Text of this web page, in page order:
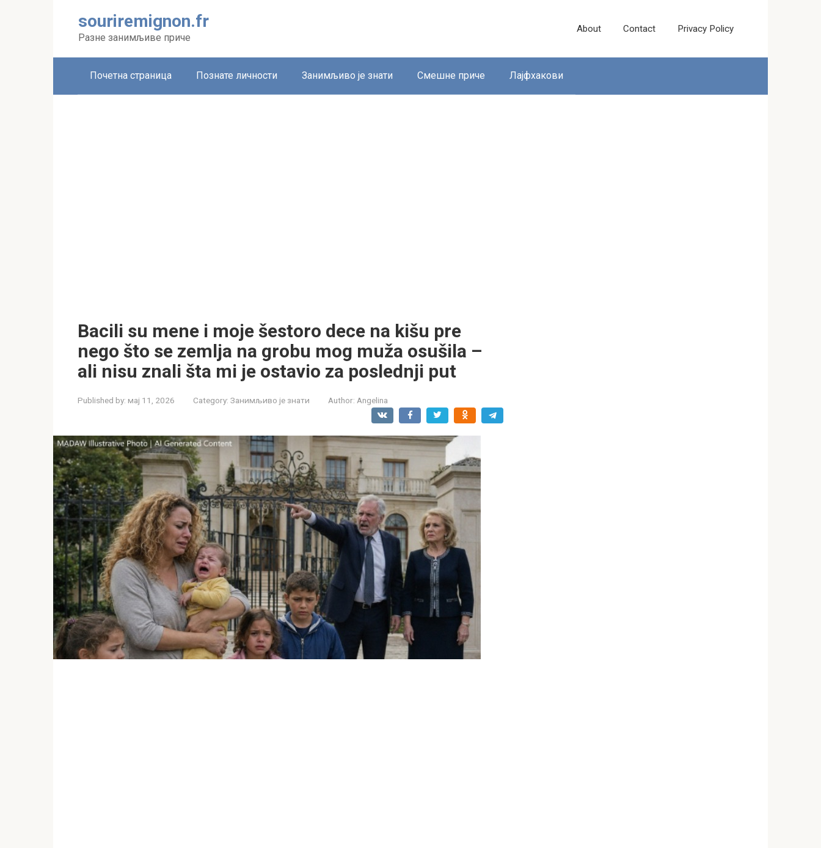
souriremignon.fr
Разне занимљиве приче
About Contact Privacy Policy
Почетна страница Познате личности Занимљиво је знати Смешне приче Лајфхакови
Bacili su mene i moje šestoro dece na kišu pre
nego što se zemlja na grobu mog muža osušila –
ali nisu znali šta mi je ostavio za poslednji put
Published by: мај 11, 2026 Category: Занимљиво је знати Author: Angelina